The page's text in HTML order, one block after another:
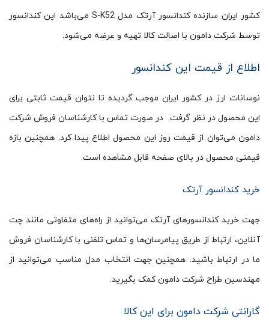
کشور ایران سازنده کندانسور آرتک مدل S-K52 می‌باشد این کندانسور
توسط شرکت دامون با اصالت کالا تهیه و عرضه می‌شود.
اطلاع از قیمت این کندانسور
نوسانات ارز در کشور ایران موجب گردیده تا نتوان قیمت ثابتی برای
این محصول در نظر گرفت. در صورت تماس با کارشناسان فروش شرکت
دامون می‌توان از قیمت روز این محصول اطلاع پیدا کرد. همچنین بازه
قیمتی محصول در بالای صفحه قابل مشاهده است.
خرید کندانسور آرتک
جهت خرید کندانسورهای آرتک می‌توانید از راه‌های متفاوتی مانند چت
آنلاین، ارتباط از طریق پیامرسان‌ها و تماس تلفنی با کارشناسان فروش
ما در ارتباط باشید. همچنین جهت انتخاب مدل مناسب می‌توانید از
مهندسین طراح شرکت دامون کمک بگیرید.
گارانتی شرکت دامون برای این کالا